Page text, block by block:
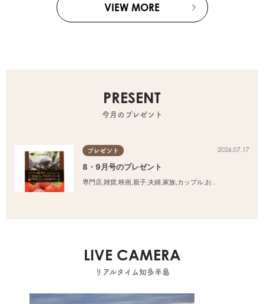
VIEW MORE
PRESENT
今月のプレゼント
プレゼント 2026.07.17
8・9月号のプレゼント
専門店 雑貨 映画 親子 夫婦 家族 カップル おひとりさま
LIVE CAMERA
リアルタイム知多半島